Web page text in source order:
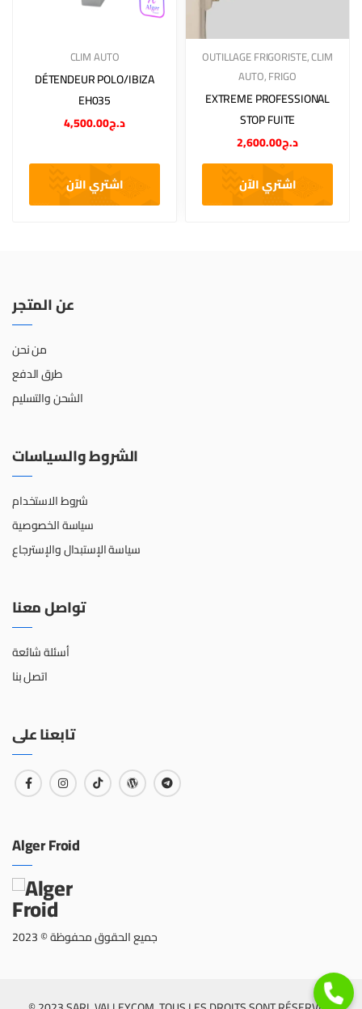
CLIM AUTO
DÉTENDEUR POLO/IBIZA
EH035
د.ج4,500.00
اشتري الآن
OUTILLAGE FRIGORISTE,CLIM
AUTO,FRIGO
EXTREME PROFESSIONAL
STOP FUITE
د.ج2,600.00
اشتري الآن
عن المتجر
من نحن
طرق الدفع
الشحن والتسليم
الشروط والسياسات
شروط الاستخدام
سياسة الخصوصية
سياسة الإستبدال والإسترجاع
تواصل معنا
أسئلة شائعة
اتصل بنا
تابعنا على
Alger Froid
جميع الحقوق محفوظة © 2023